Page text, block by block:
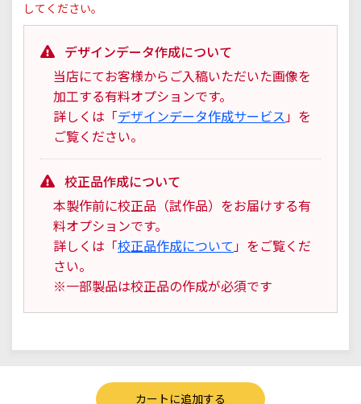
してください。
デザインデータ作成について
当店にてお客様からご入稿いただいた画像を
加工する有料オプションです。
詳しくは「デザインデータ作成サービス 」を
ご覧ください。
校正品作成について
本製作前に校正品（試作品）をお届けする有
料オプションです。
詳しくは「校正品作成について 」をご覧くだ
さい。
※一部製品は校正品の作成が必須です